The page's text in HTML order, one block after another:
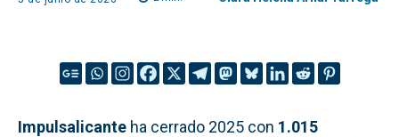
Impulsalicante ha cerrado 2025 con 1.015